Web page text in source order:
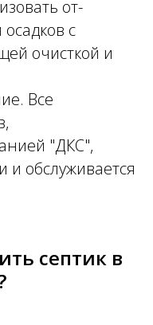
от-
с
очисткой и
Все
"ДКС",
и обслуживается
септик в